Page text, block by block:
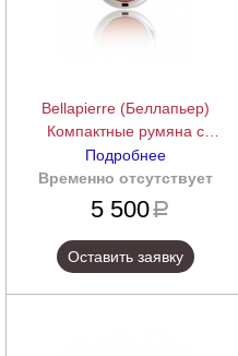
Bellapierre (Беллапьер)
Компактные румяна с
минералами (Compact Mineral
Blush), 10 г. подробнее
Подробнее
Временно отсутствует
5 500a
Оставить заявку